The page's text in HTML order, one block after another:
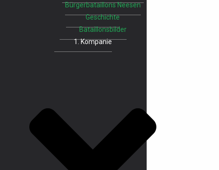
Bürgerbataillons Neesen
Geschichte
Bataillonsbilder
1. Kompanie